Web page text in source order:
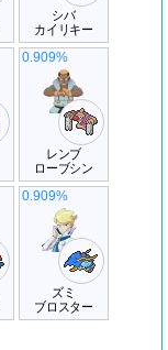
シバ
カイリキー
レンブ
ローブシン
0.909%
ズミ
ブロスター
0.909%